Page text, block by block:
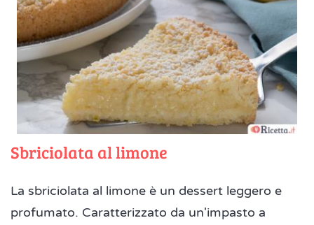
Sbriciolata al limone
La sbriciolata al limone è un dessert leggero e
profumato. Caratterizzato da un'impasto a